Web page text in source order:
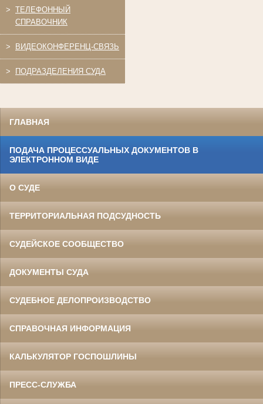
> ТЕЛЕФОННЫЙ
СПРАВОЧНИК
> ВИДЕОКОНФЕРЕНЦ-СВЯЗЬ
> ПОДРАЗДЕЛЕНИЯ СУДА
ГЛАВНАЯ
ПОДАЧА ПРОЦЕССУАЛЬНЫХ ДОКУМЕНТОВ В
ЭЛЕКТРОННОМ ВИДЕ
О СУДЕ
ТЕРРИТОРИАЛЬНАЯ ПОДСУДНОСТЬ
СУДЕЙСКОЕ СООБЩЕСТВО
ДОКУМЕНТЫ СУДА
СУДЕБНОЕ ДЕЛОПРОИЗВОДСТВО
СПРАВОЧНАЯ ИНФОРМАЦИЯ
КАЛЬКУЛЯТОР ГОСПОШЛИНЫ
ПРЕСС-СЛУЖБА